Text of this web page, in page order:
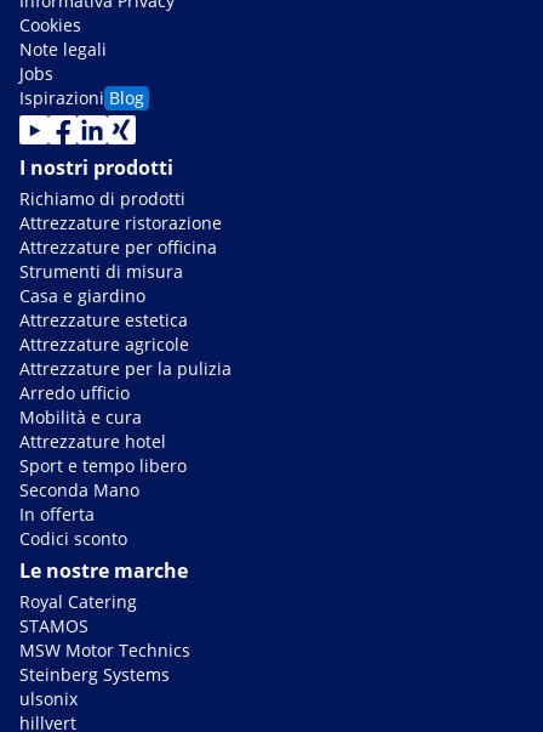
Cookies
Note legali
Jobs
Ispirazioni Blog
I nostri prodotti
Richiamo di prodotti
Attrezzature ristorazione
Attrezzature per officina
Strumenti di misura
Casa e giardino
Attrezzature estetica
Attrezzature agricole
Attrezzature per la pulizia
Arredo ufficio
Mobilità e cura
Attrezzature hotel
Sport e tempo libero
Seconda Mano
In offerta
Codici sconto
Le nostre marche
Royal Catering
STAMOS
MSW Motor Technics
Steinberg Systems
ulsonix
hillvert